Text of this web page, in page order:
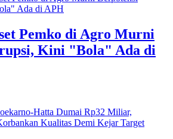
Pemko di Agro Murni
Kini "Bola" Ada di